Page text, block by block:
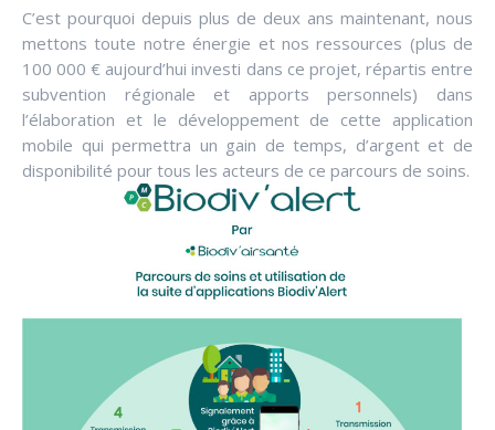
C’est pourquoi depuis plus de deux ans maintenant, nous
mettons toute notre énergie et nos ressources (plus de
100 000 € aujourd’hui investi dans ce projet, répartis entre
subvention régionale et apports personnels) dans
l’élaboration et le développement de cette application
mobile qui permettra un gain de temps, d’argent et de
disponibilité pour tous les acteurs de ce parcours de soins.